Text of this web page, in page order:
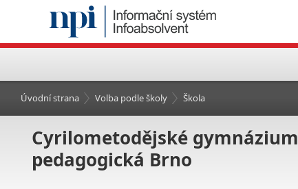
Úvodní strana Volba podle školy Škola
Cyrilometodějské
pedagogická Brno